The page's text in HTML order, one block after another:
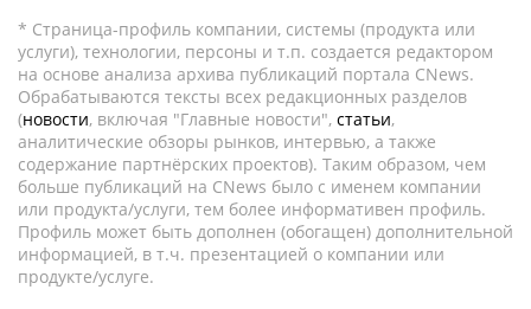
* Страница-профиль компании, системы (продукта или
услуги), технологии, персоны и т.п. создается редактором
на основе анализа архива публикаций портала CNews.
Обрабатываются тексты всех редакционных разделов
(новости, включая "Главные новости", статьи,
аналитические обзоры рынков, интервью, а также
содержание партнёрских проектов). Таким образом, чем
больше публикаций на CNews было с именем компании
или продукта/услуги, тем более информативен профиль.
Профиль может быть дополнен (обогащен) дополнительной
информацией, в т.ч. презентацией о компании или
продукте/услуге.